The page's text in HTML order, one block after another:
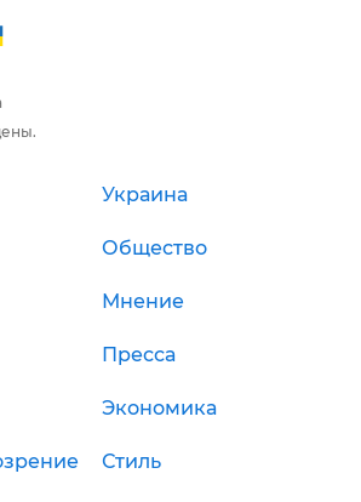
Украина
Общество
Мнение
Пресса
Экономика
Стиль